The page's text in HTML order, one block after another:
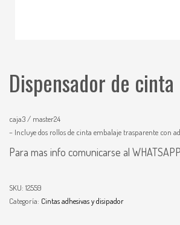
Dispensador de cinta
caja3 / master24
– Incluye dos rollos de cinta embalaje trasparente con
Para mas info comunicarse al WHATSAPP
SKU: 12559
Categoría: Cintas adhesivas y disipador